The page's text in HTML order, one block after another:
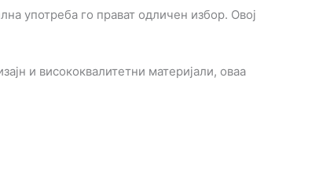
употреба го прават одличен избор. Овој
и висококвалитетни материјали, оваа